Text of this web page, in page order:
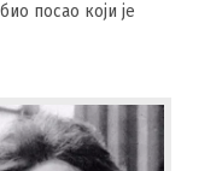
посао који је